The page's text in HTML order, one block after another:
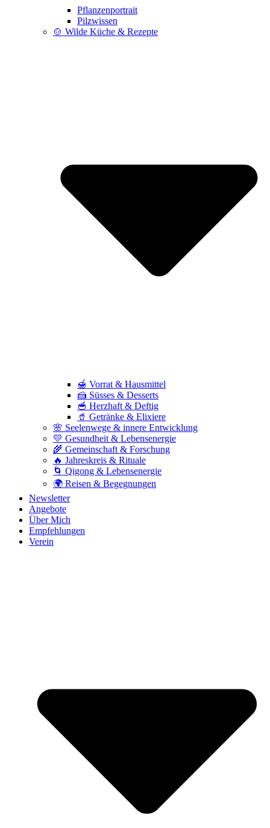
Pflanzenportrait
Pilzwissen
🍲 Wilde Küche & Rezepte
🍯 Vorrat & Hausmittel
🍰 Süsses & Desserts
🥣 Herzhaft & Deftig
🥤 Getränke & Elixiere
🌸 Seelenwege & innere Entwicklung
💛 Gesundheit & Lebensenergie
🌾 Gemeinschaft & Forschung
🔥 Jahreskreis & Rituale
🌀 Qigong & Lebensenergie
🌍 Reisen & Begegnungen
Newsletter
Angebote
Über Mich
Empfehlungen
Verein